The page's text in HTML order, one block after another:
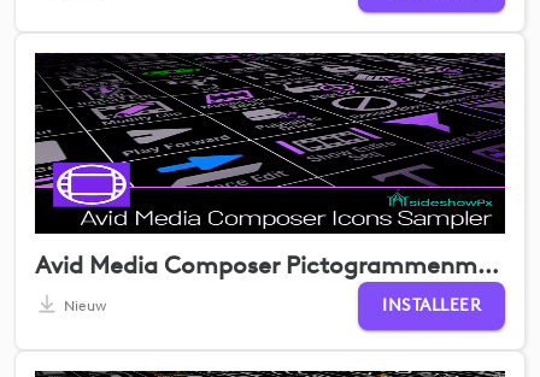
Avid Media Composer Pictogrammenmonster
Nieuw INSTALLEER